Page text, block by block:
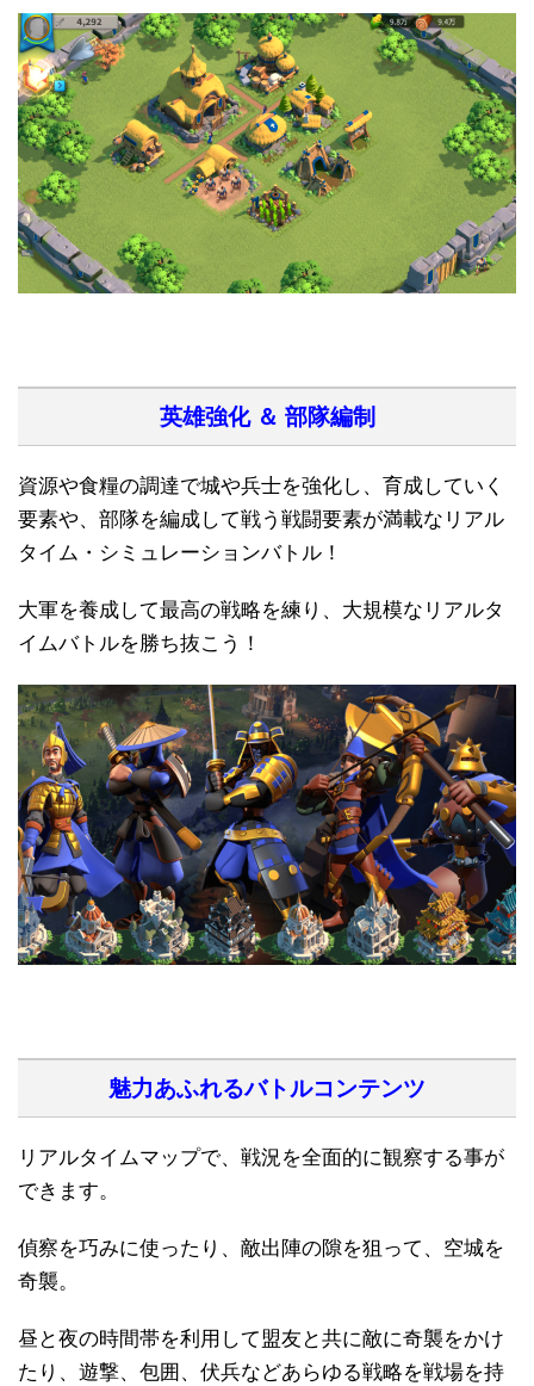
英雄強化 ＆ 部隊編制
資源や食糧の調達で城や兵士を強化し、育成していく
要素や、部隊を編成して戦う戦闘要素が満載なリアル
タイム・シミュレーションバトル！
大軍を養成して最高の戦略を練り、大規模なリアルタ
イムバトルを勝ち抜こう！
魅力あふれるバトルコンテンツ
リアルタイムマップで、戦況を全面的に観察する事が
できます。
偵察を巧みに使ったり、敵出陣の隙を狙って、空城を
奇襲。
昼と夜の時間帯を利用して盟友と共に敵に奇襲をかけ
たり、遊撃、包囲、伏兵などあらゆる戦略を戦場を持